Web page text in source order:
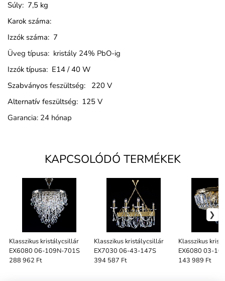
Súly: 7,5 kg
Karok száma:
Izzók száma: 7
Üveg típusa: kristály 24% PbO-ig
Izzók típusa: E14 / 40 W
Szabványos feszültség: 220 V
Alternatív feszültség: 125 V
Garancia: 24 hónap
KAPCSOLÓDÓ TERMÉKEK
Klasszikus kristálycsillár
EX6080 06-109N-701S
288 962 Ft
Klasszikus kristálycsillár
EX7030 06-43-147S
394 587 Ft
Klasszikus
EX6080 03-
143 989 Ft